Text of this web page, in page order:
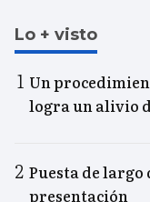
Lo + visto
Un
logra un alivio
Puesta de largo
presentación